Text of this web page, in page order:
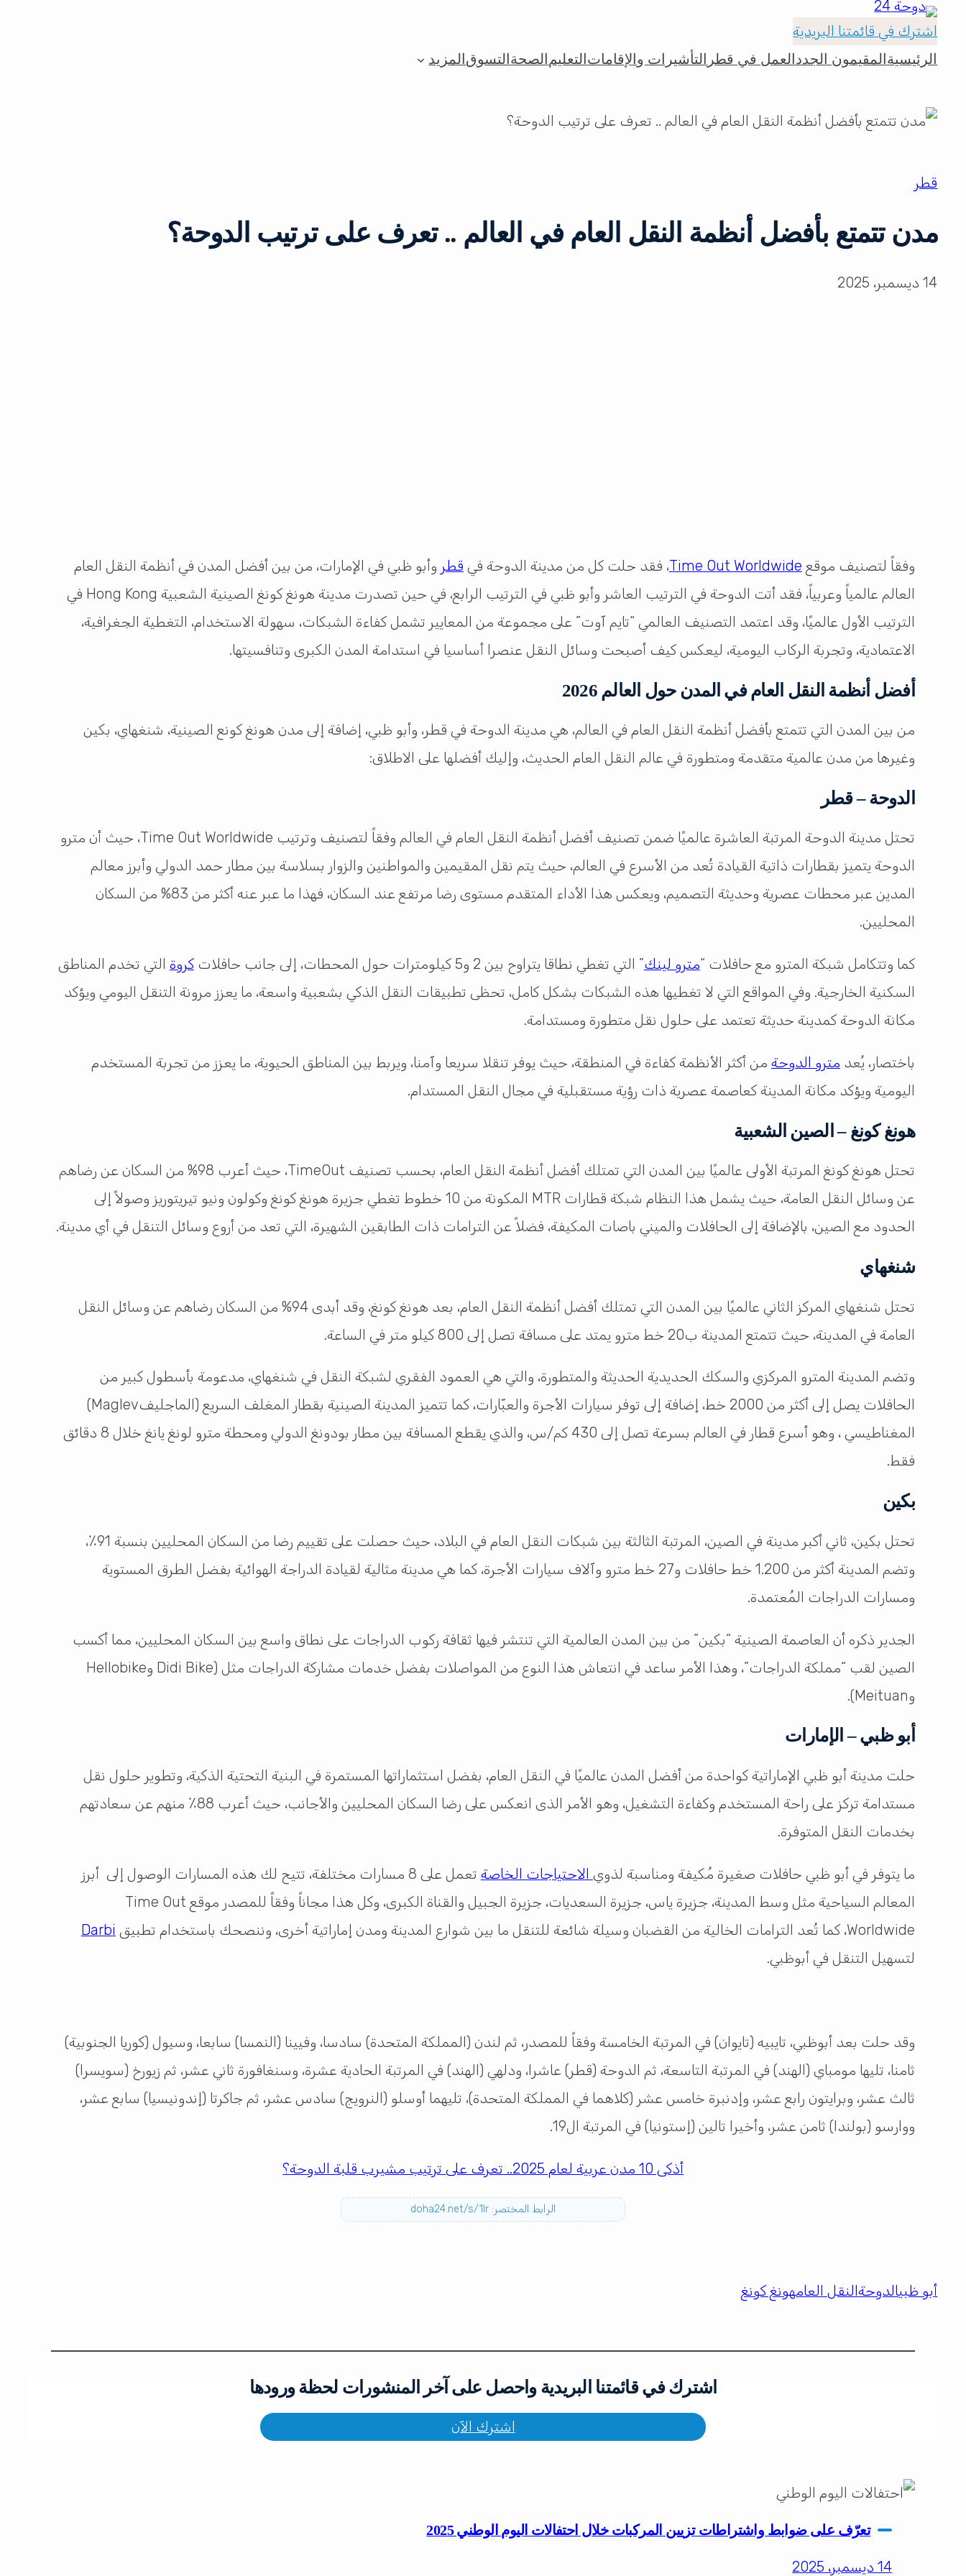
اشترك في قائمتنا البريدية
الرئيسية المقيمون الجدد العمل في قطر التأشيرات والإقامات التعليم الصحة التسوق المزيد
قطر
مدن تتمتع بأفضل أنظمة النقل العام في العالم .. تعرف على ترتيب الدوحة؟
14 ديسمبر، 2025
وفقاً لتصنيف موقع Time Out Worldwide، فقد حلت كل من مدينة الدوحة في قطر وأبو ظبي في الإمارات، من بين أفضل المدن في أنظمة النقل العام
العالم عالمياً وعربياً، فقد أتت الدوحة في الترتيب العاشر وأبو ظبي في الترتيب الرابع، في حين تصدرت مدينة هونغ كونغ الصينية الشعبية Hong Kong في
الترتيب الأول عالميًا، وقد اعتمد التصنيف العالمي “تايم آوت” على مجموعة من المعايير تشمل كفاءة الشبكات، سهولة الاستخدام، التغطية الجغرافية،
الاعتمادية، وتجربة الركاب اليومية، ليعكس كيف أصبحت وسائل النقل عنصرا أساسيا في استدامة المدن الكبرى وتنافسيتها.
أفضل أنظمة النقل العام في المدن حول العالم 2026
من بين المدن التي تتمتع بأفضل أنظمة النقل العام في العالم، هي مدينة الدوحة في قطر، وأبو ظبي، إضافة إلى مدن هونغ كونع الصينية، شنغهاي، بكين
وغيرها من مدن عالمية متقدمة ومتطورة في عالم النقل العام الحديث، وإليك أفضلها على الاطلاق:
الدوحة – قطر
تحتل مدينة الدوحة المرتبة العاشرة عالميًا ضمن تصنيف أفضل أنظمة النقل العام في العالم وفقاً لتصنيف وترتيب Time Out Worldwide، حيث أن مترو
الدوحة يتميز بقطارات ذاتية القيادة تُعد من الأسرع في العالم، حيث يتم نقل المقيمين والمواطنين والزوار بسلاسة بين مطار حمد الدولي وأبرز معالم
المدين عبر محطات عصرية وحديثة التصميم، ويعكس هذا الأداء المتقدم مستوى رضا مرتفع عند السكان، فهذا ما عبر عنه أكثر من 83% من السكان
المحليين.
كما وتتكامل شبكة المترو مع حافلات “مترو لينك” التي تغطي نطاقا يتراوح بين 2 و5 كيلومترات حول المحطات، إلى جانب حافلات كروة التي تخدم المناطق
السكنية الخارجية. وفي المواقع التي لا تغطيها هذه الشبكات بشكل كامل، تحظى تطبيقات النقل الذكي بشعبية واسعة، ما يعزز مرونة التنقل اليومي ويؤكد
مكانة الدوحة كمدينة حديثة تعتمد على حلول نقل متطورة ومستدامة.
باختصار، يُعد مترو الدوحة من أكثر الأنظمة كفاءة في المنطقة، حيث يوفر تنقلا سريعا وآمنا، ويربط بين المناطق الحيوية، ما يعزز من تجربة المستخدم
اليومية ويؤكد مكانة المدينة كعاصمة عصرية ذات رؤية مستقبلية في مجال النقل المستدام.
هونغ كونغ – الصين الشعبية
تحتل هونغ كونغ المرتبة الأولى عالميًا بين المدن التي تمتلك أفضل أنظمة النقل العام، بحسب تصنيف TimeOut، حيث أعرب 98% من السكان عن رضاهم
عن وسائل النقل العامة، حيث يشمل هذا النظام شبكة قطارات MTR المكونة من 10 خطوط تغطي جزيرة هونغ كونغ وكولون ونيو تيريتوريز وصولاً إلى
الحدود مع الصين، بالإضافة إلى الحافلات والميني باصات المكيفة، فضلاً عن الترامات ذات الطابقين الشهيرة، التي تعد من أروع وسائل التنقل في أي مدينة.
شنغهاي
تحتل شنغهاي المركز الثاني عالميًا بين المدن التي تمتلك أفضل أنظمة النقل العام، بعد هونغ كونغ، وقد أبدى 94% من السكان رضاهم عن وسائل النقل
العامة في المدينة، حيث تتمتع المدينة ب20 خط مترو يمتد على مسافة تصل إلى 800 كيلو متر في الساعة.
وتضم المدينة المترو المركزي والسكك الحديدية الحديثة والمتطورة، والتي هي العمود الفقري لشبكة النقل في شنغهاي، مدعومة بأسطول كبير من
الحافلات يصل إلى أكثر من 2000 خط، إضافة إلى توفر سيارات الأجرة والعبّارات، كما تتميز المدينة الصينية بقطار المغلف السريع (الماجليفMaglev)
المغناطيسي ، وهو أسرع قطار في العالم بسرعة تصل إلى 430 كم/س، والذي يقطع المسافة بين مطار بودونغ الدولي ومحطة مترو لونغ يانغ خلال 8 دقائق
فقط.
بكين
تحتل بكين، ثاني أكبر مدينة في الصين، المرتبة الثالثة بين شبكات النقل العام في البلاد، حيث حصلت على تقييم رضا من السكان المحليين بنسبة 91٪،
وتضم المدينة أكثر من 1.200 خط حافلات و27 خط مترو وآلاف سيارات الأجرة، كما هي مدينة مثالية لقيادة الدراجة الهوائية بفضل الطرق المستوية
ومسارات الدراجات المُعتمدة.
الجدير ذكره أن العاصمة الصينية “بكين” من بين المدن العالمية التي تنتشر فيها ثقافة ركوب الدراجات على نطاق واسع بين السكان المحليين، مما أكسب
الصين لقب “مملكة الدراجات”، وهذا الأمر ساعد في انتعاش هذا النوع من المواصلات بفضل خدمات مشاركة الدراجات مثل (Didi Bike وHellobike
وMeituan).
أبو ظبي – الإمارات
حلت مدينة أبو ظبي الإماراتية كواحدة من أفضل المدن عالميًا في النقل العام، بفضل استثماراتها المستمرة في البنية التحتية الذكية، وتطوير حلول نقل
مستدامة تركز على راحة المستخدم وكفاءة التشغيل، وهو الأمر الذى انعكس على رضا السكان المحليين والأجانب، حيث أعرب 88٪ منهم عن سعادتهم
بخدمات النقل المتوفرة.
ما يتوفر في أبو ظبي حافلات صغيرة مُكيفة ومناسبة لذوي الاحتياجات الخاصة
تعمل على 8 مسارات مختلفة، تتيح لك هذه المسارات الوصول إلى أبرز
المعالم السياحية مثل وسط المدينة، جزيرة ياس، جزيرة السعديات، جزيرة الجبيل والقناة الكبرى، وكل هذا مجاناً وفقاً للمصدر موقع Time Out
Worldwide، كما تُعد الترامات الخالية من القضبان وسيلة شائعة للتنقل ما بين شوارع المدينة ومدن إماراتية أخرى، وننصحك باستخدام تطبيق
Darbi
لتسهيل التنقل في أبوظبي.
وقد حلت بعد أبوظبي، تايبيه (تايوان) في المرتبة الخامسة وفقاً للمصدر، ثم لندن (المملكة المتحدة) سادسا، وفيينا (النمسا) سابعا، وسيول (كوريا الجنوبية)
ثامنا، تليها مومباي (الهند) في المرتبة التاسعة، ثم الدوحة (قطر) عاشرا، ودلهي (الهند) في المرتبة الحادية عشرة، وسنغافورة ثاني عشر، ثم زيورخ (سويسرا)
ثالث عشر، وبرايتون رابع عشر، وإدنبرة خامس عشر (كلاهما في المملكة المتحدة)، تليهما أوسلو (النرويج) سادس عشر، ثم جاكرتا (إندونيسيا) سابع عشر،
ووارسو (بولندا) ثامن عشر، وأخيرا تالين (إستونيا) في المرتبة ال19.
أذكى 10 مدن عربية لعام 2025.. تعرف على ترتيب مشيرب قلبة الدوحة؟
الرابط المختصر: doha24.net/s/1lr
أبو ظبيالدوحةالنقل العامهونغ كونغ
اشترك في قائمتنا البريدية واحصل على آخر المنشورات لحظة ورودها
اشترك الآن
تعرّف على ضوابط واشتراطات تزيين المركبات خلال احتفالات اليوم الوطني 2025
14 ديسمبر، 2025